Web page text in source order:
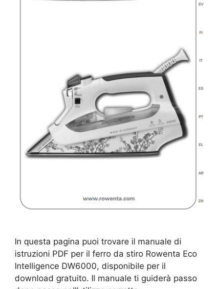
In questa pagina puoi trovare il manuale di
istruzioni PDF per il ferro da stiro Rowenta Eco
Intelligence DW6000, disponibile per il
download gratuito. Il manuale ti guiderà passo